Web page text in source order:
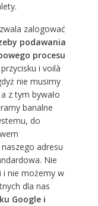
zalogować
podawania
procesu
i voilà
nie musimy
z tym bywało
banalne
do
adresu
Nie
nie możemy w
dla nas
Google i